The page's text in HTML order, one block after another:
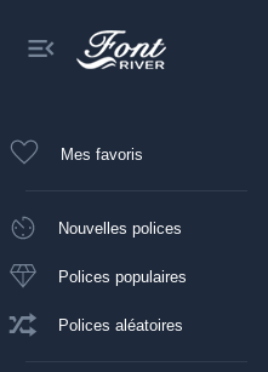
Mes favoris
Nouvelles polices
Polices populaires
Polices aléatoires